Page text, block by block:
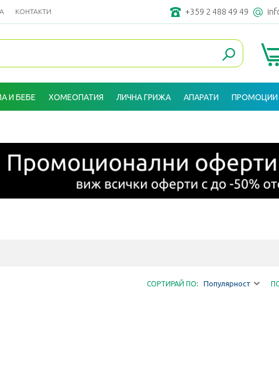
КОНТАКТИ +359 2 488 49 49
И БЕБЕ ХОМЕОПАТИЯ ЛИЧНА ГРИЖА АПАРАТИ ПРОМОЦИИ
СОРТИРАЙ ПО: Популярност